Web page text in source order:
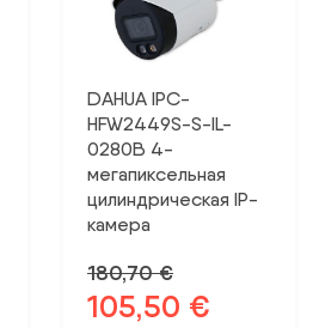
DAHUA IPC-
HFW2449S-S-IL-
0280B 4-
мегапиксельная
цилиндрическая IP-
камера
180,70€
Первоначальная
105,50 €